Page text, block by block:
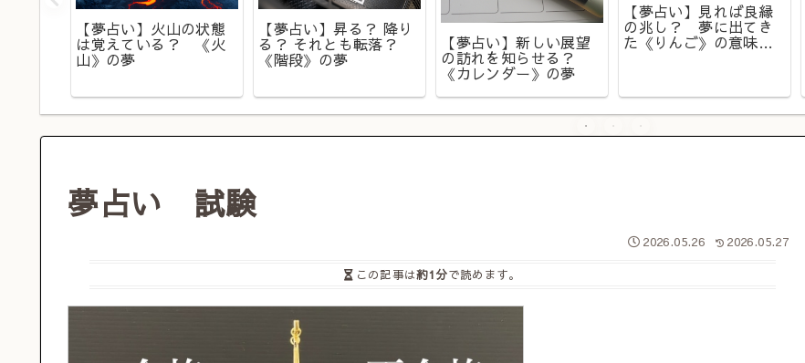
【夢占い】火山の状態
は覚えている？ 《火
山》の夢
【夢占い】昇る？ 降り
る？ それとも転落？
《階段》の夢
【夢占い】新しい展望
の訪れを知らせる？
《カレンダー》の夢
【夢占い】見れば良縁
の兆し？ 夢に出てき
た《りんご》の意味と
は？
夢占い 試験
2026.05.26 2026.05.27
この記事は約1分で読めます。